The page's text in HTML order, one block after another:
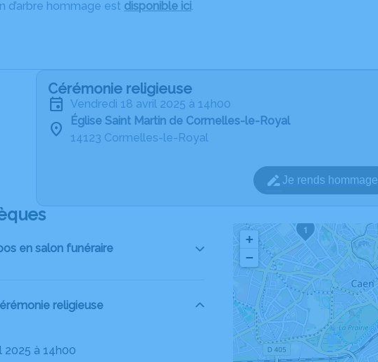
d’arbre hommage est disponible ici.
Cérémonie religieuse
vendredi 18 avril 2025 à 14h00
Église Saint Martin de Cormelles-le-Royal
14123 Cormelles-le-Royal
Je rends hommage
en salon funéraire
religieuse
2025 à 14h00
1
+
−